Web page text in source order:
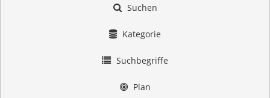
Suchen
Kategorie
Suchbegriffe
Plan